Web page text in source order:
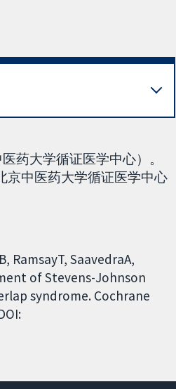
药大学循证医学中心）。
京中医药大学循证医学中心
RamsayT, SaavedraA,
of Stevens-Johnson
syndrome. Cochrane